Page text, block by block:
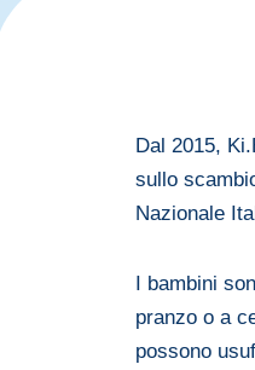
Dal 2015,
sullo
Nazionale
I bambini
pranzo o a
possono